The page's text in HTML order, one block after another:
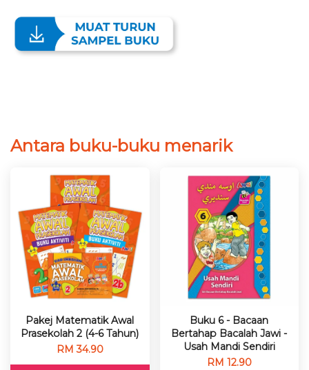
Antara buku-buku menarik
Pakej Matematik Awal
Prasekolah 2 (4-6 Tahun)
RM 34.90
Buku 6 - Bacaan
Bertahap Bacalah Jawi -
Usah Mandi Sendiri
RM 12.90